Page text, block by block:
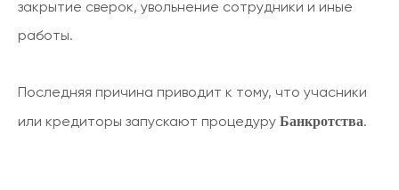
закрытие сверок, увольнение сотрудники и иные
работы.
Последняя причина приводит к тому, что учасники
или кредиторы запускают процедуру Банкротства.